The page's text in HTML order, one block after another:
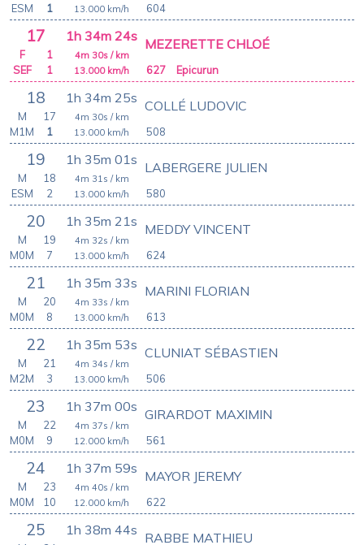
604
13.000 km/h
ESM
1
17 1h 34m 24s
627
MEZERETTE CHLOÉ
4m 30s / km
13.000 km/h
F
1
SEF
1 Epicurun
18 1h 34m 25s
508
COLLÉ LUDOVIC
4m 30s / km
13.000 km/h
M
17
M1M
1
19 1h 35m 01s
580
LABERGERE JULIEN
4m 31s / km
13.000 km/h
M
18
ESM
2
20 1h 35m 21s
624
MEDDY VINCENT
4m 32s / km
13.000 km/h
M
19
M0M
7
21 1h 35m 33s
613
MARINI FLORIAN
4m 33s / km
13.000 km/h
M
20
M0M
8
22 1h 35m 53s
506
CLUNIAT SÉBASTIEN
4m 34s / km
13.000 km/h
M
21
M2M
3
23 1h 37m 00s
561
GIRARDOT MAXIMIN
4m 37s / km
12.000 km/h
M
22
M0M
9
24 1h 37m 59s
622
MAYOR JEREMY
4m 40s / km
12.000 km/h
M
23
M0M
10
25 1h 38m 44s RABBE MATHIEU